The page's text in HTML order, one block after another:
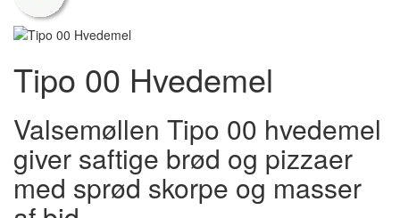
Tipo 00 Hvedemel
Valsemøllen Tipo 00 hvedemel
giver saftige brød og pizzaer
med sprød skorpe og masser